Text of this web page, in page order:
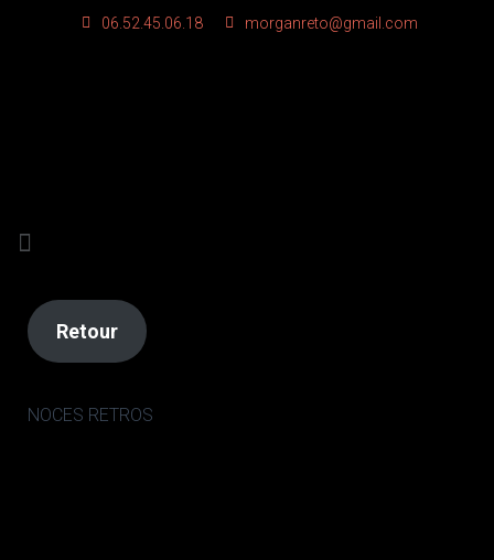
06.52.45.06.18 morganreto@gmail.com
Retour
NOCES RETROS